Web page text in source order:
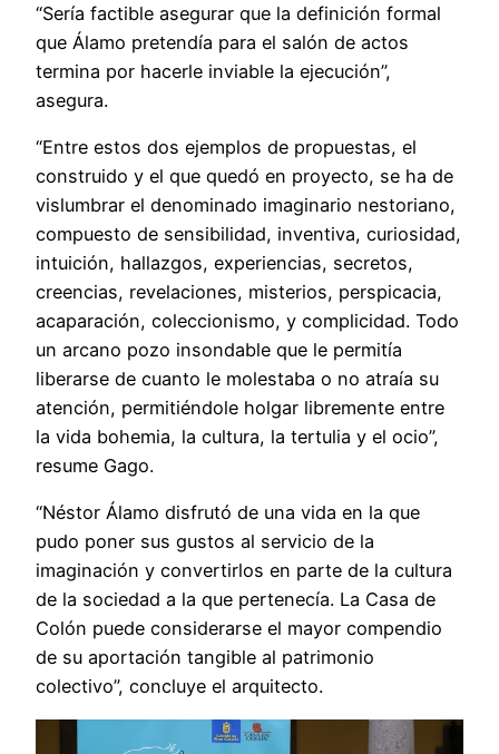
“Sería factible asegurar que la definición formal
que Álamo pretendía para el salón de actos
termina por hacerle inviable la ejecución”,
asegura.
“Entre estos dos ejemplos de propuestas, el
construido y el que quedó en proyecto, se ha de
vislumbrar el denominado imaginario nestoriano,
compuesto de sensibilidad, inventiva, curiosidad,
intuición, hallazgos, experiencias, secretos,
creencias, revelaciones, misterios, perspicacia,
acaparación, coleccionismo, y complicidad. Todo
un arcano pozo insondable que le permitía
liberarse de cuanto le molestaba o no atraía su
atención, permitiéndole holgar libremente entre
la vida bohemia, la cultura, la tertulia y el ocio”,
resume Gago.
“Néstor Álamo disfrutó de una vida en la que
pudo poner sus gustos al servicio de la
imaginación y convertirlos en parte de la cultura
de la sociedad a la que pertenecía. La Casa de
Colón puede considerarse el mayor compendio
de su aportación tangible al patrimonio
colectivo”, concluye el arquitecto.